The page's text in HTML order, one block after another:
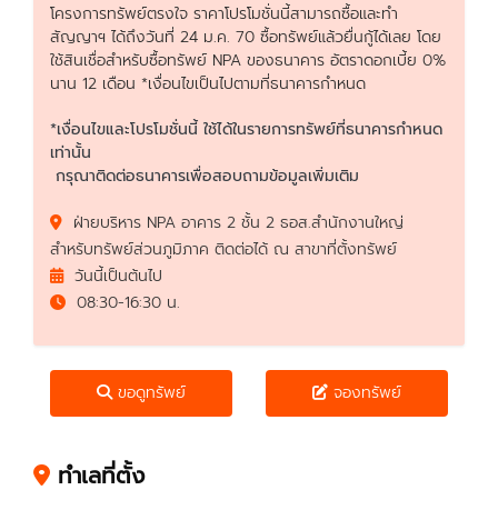
โครงการทรัพย์ตรงใจ ราคาโปรโมชั่นนี้สามารถซื้อและทำ
สัญญาฯ ได้ถึงวันที่ 24 ม.ค. 70 ซื้อทรัพย์แล้วยื่นกู้ได้เลย โดย
ใช้สินเชื่อสำหรับซื้อทรัพย์ NPA ของธนาคาร อัตราดอกเบี้ย 0%
นาน 12 เดือน *เงื่อนไขเป็นไปตามที่ธนาคารกำหนด
*เงื่อนไขและโปรโมชั่นนี้ ใช้ได้ในรายการทรัพย์ที่ธนาคารกำหนด
เท่านั้น
กรุณาติดต่อธนาคารเพื่อสอบถามข้อมูลเพิ่มเติม
ฝ่ายบริหาร NPA อาคาร 2 ชั้น 2 ธอส.สำนักงานใหญ่
สำหรับทรัพย์ส่วนภูมิภาค ติดต่อได้ ณ สาขาที่ตั้งทรัพย์
วันนี้เป็นต้นไป
08:30-16:30 น.
ขอดูทรัพย์ จองทรัพย์
ทำเลที่ตั้ง